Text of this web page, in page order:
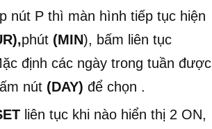
nút P thì màn hình tiếp tục hiện
phút (MIN), bấm liên tục
định các ngày trong tuần được
nút (DAY) để chọn .
liên tục khi nào hiển thị 2 ON,